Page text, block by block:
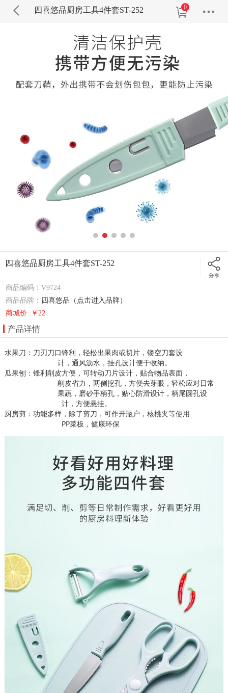
四喜悠品厨房工具4件套ST-252 0
四喜悠品厨房工具4件套ST-252
商品编码：V9724
商品品牌： 四喜悠品（点击进入品牌）
商城价 :￥22
产品详情
水果刀：刀刃刀口锋利，轻松出果肉或切片，镂空刀套设
             计，通风沥水，挂孔设计便于收纳。
瓜果刨：锋利削皮方便，可转动刀片设计，贴合物品表面，
             削皮省力，两侧挖孔，方便去芽眼，轻松应对日常
             果蔬，磨砂手柄孔，贴心防滑设计，柄尾圆孔设
              计，方便悬挂。
厨房剪：功能多样，除了剪刀，可作开瓶户，核桃夹等使用
              PP菜板，健康环保